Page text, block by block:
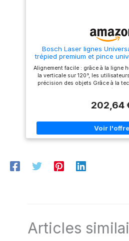
Bosch Laser lignes
trépied premium et pince
lignes vertical et horizontal
pour un alignement dans
boîte carton)
Alignement facile : grâce à la ligne
la verticale sur 120°, les
précision des objets Grâce à la
laser peut s’auto-niveler dans
obliques, Conçu pour effectuer
extrêmement précises, le niveau
précis de ± 0,4 mm/m
202,64
Articles